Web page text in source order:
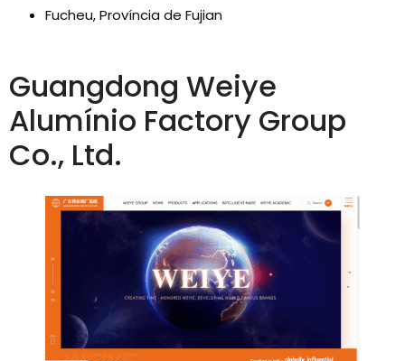
Fucheu, Província de Fujian
Guangdong Weiye
Alumínio Factory Group
Co., Ltd.